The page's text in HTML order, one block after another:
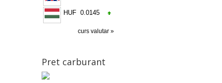
HUF 0.0145
curs valutar »
Pret carburant